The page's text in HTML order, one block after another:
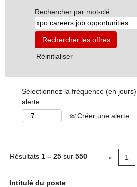
Rechercher par mot-clé
Réinitialiser
Sélectionnez la fréquence (en
alerte :
Créer une alerte
Résultats 1 – 25 sur 550 « 1
Intitulé du poste